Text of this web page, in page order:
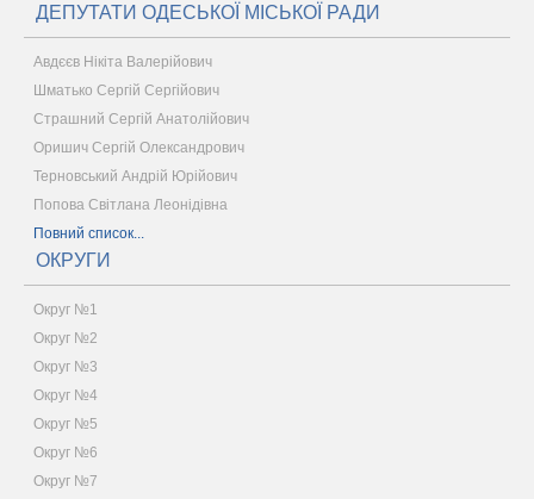
ДЕПУТАТИ ОДЕСЬКОЇ МІСЬКОЇ РАДИ
Авдєєв Нікіта Валерійович
Шматько Сергій Сергійович
Страшний Сергій Анатолійович
Оришич Сергій Олександрович
Терновський Андрій Юрійович
Попова Світлана Леонідівна
Повний список...
ОКРУГИ
Округ №1
Округ №2
Округ №3
Округ №4
Округ №5
Округ №6
Округ №7